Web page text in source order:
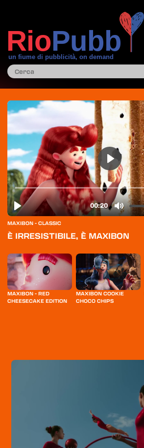
MAXIBON - CLASSIC
È IRRESISTIBILE, È MAXIBON
MAXIBON - RED
CHEESECAKE EDITION
MAXIBON COOKIE
CHOCO CHIPS